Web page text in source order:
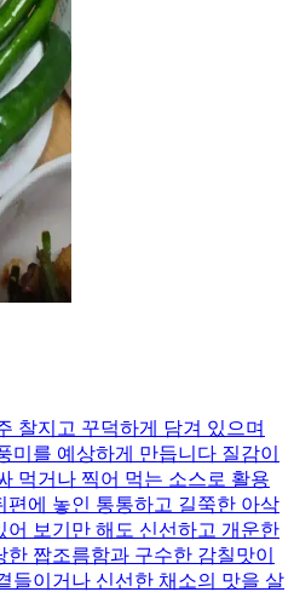
찰지고 꾸덕하게 담겨 있으며
미를 예상하게 만듭니다 질감이
먹거나 찍어 먹는 소스로 활용
에 놓인 통통하고 길쭉한 아삭
보기만 해도 신선하고 개운한
짭조름함과 구수한 감칠맛이
들이거나 신선한 채소의 맛을 살